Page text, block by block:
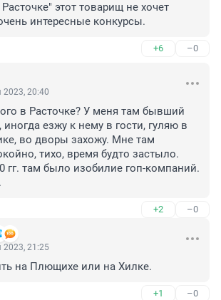
этот товарищ не хочет
интересные конкурсы.
+6 –0
2023, 20:40
в Расточке? У меня там бывший
езжу к нему в гости, гуляю в
во дворы захожу. Мне там
тихо, время будто застыло.
гг. там было изобилие гоп-компаний.
+2 –0
2023, 21:25
на Плющихе или на Хилке.
+1 –0